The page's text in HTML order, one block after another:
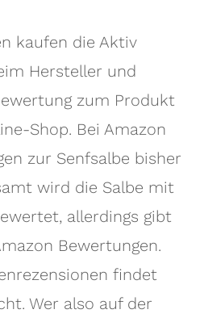
kaufen die Aktiv
Hersteller und
zum Produkt
Shop. Bei Amazon
zur Senfsalbe bisher
wird die Salbe mit
allerdings gibt
Bewertungen.
findet
Wer also auf der